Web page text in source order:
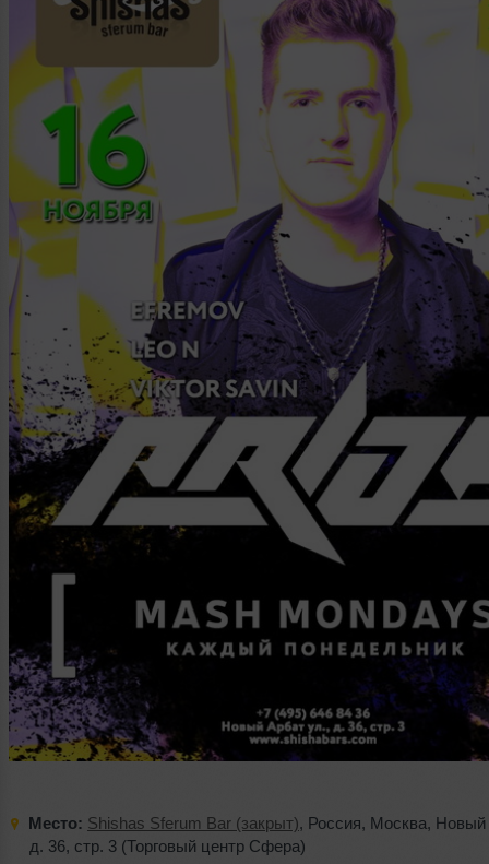
Место: Shishas Sferum Bar (закрыт), Россия, Москва, Новый
д. 36, стр. 3 (Торговый центр Сфера)